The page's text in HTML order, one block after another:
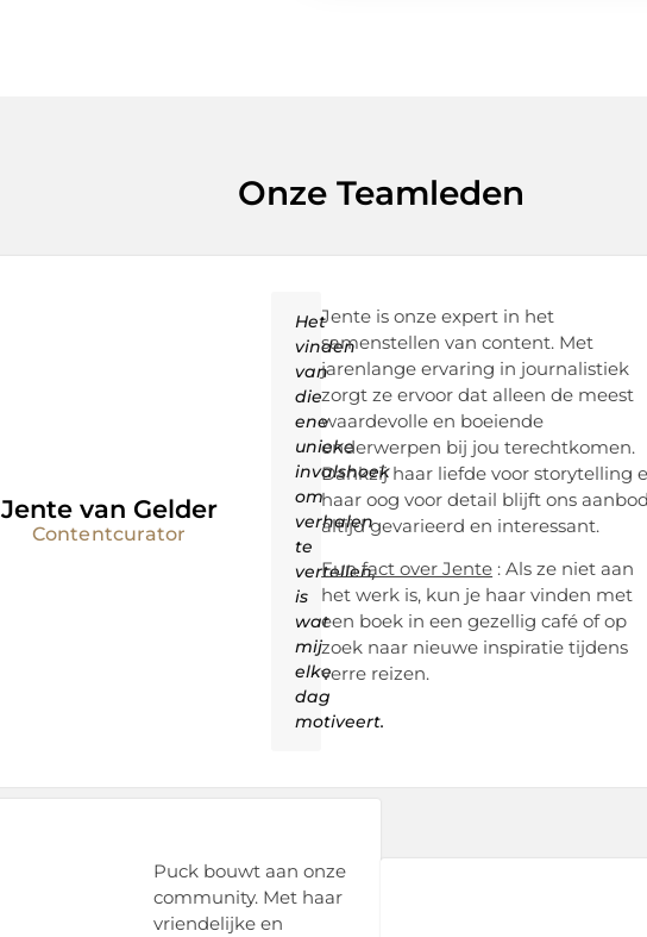
Onze Teamleden
Jente van Gelder
Contentcurator
Het
vinden
van
die
ene
unieke
invalshoek
om
verhalen
te
vertellen,
is
wat
mij
elke
dag
motiveert.
Jente is onze expert in het
samenstellen van content. Met
jarenlange ervaring in journalistiek
zorgt ze ervoor dat alleen de meest
waardevolle en boeiende
onderwerpen bij jou terechtkomen.
Dankzij haar liefde voor storytelling
haar oog voor detail blijft ons
altijd gevarieerd en interessant.
Fun fact over Jente : Als ze niet aan
het werk is, kun je haar vinden met
een boek in een gezellig café of op
zoek naar nieuwe inspiratie tijdens
verre reizen.
Puck bouwt aan onze
community. Met haar
vriendelijke en